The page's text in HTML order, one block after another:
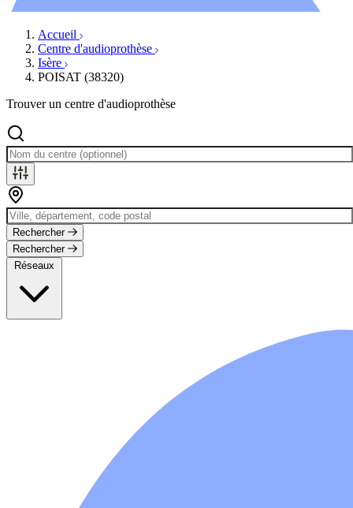
Accueil
Centre d'audioprothèse
Isère
POISAT (38320)
Trouver un centre d'audioprothèse
Rechercher
Rechercher
Réseaux